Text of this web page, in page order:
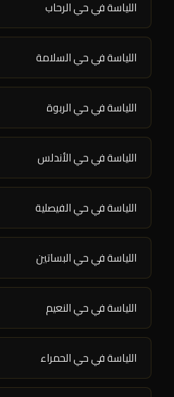
اللياسة في حي الرحاب
اللياسة في حي السلامة
اللياسة في حي الربوة
اللياسة في حي الأندلس
اللياسة في حي الفيصلية
اللياسة في حي البساتين
اللياسة في حي النعيم
اللياسة في حي الحمراء